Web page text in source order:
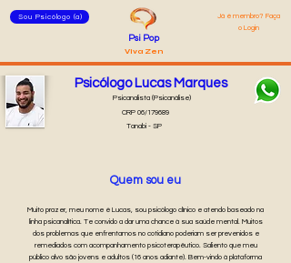
Sou Psicólogo (a)
Já é membro? Faça
o Login
Psi Pop
Viva Zen
Psicólogo Lucas Marques
CRP 06/179689
Tanabi - SP
Psicanalista (Psicanálise)
Quem sou eu
Muito prazer, meu nome é Lucas, sou psicólogo clínico e atendo baseado na
linha psicanalítica. Te convido a dar uma chance à sua saúde mental. Muitos
dos problemas que enfrentamos no cotidiano poderiam ser prevenidos e
remediados com acompanhamento psicoterapêutico. Saliento que meu
público alvo são jovens e adultos (16 anos adiante). Bem-vindo à plataforma